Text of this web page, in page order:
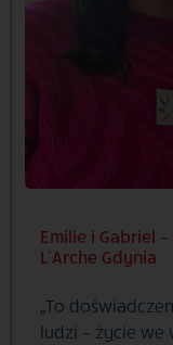
Emilie i Gabriel
L’Arche Gdynia
„To
ludzi – życie